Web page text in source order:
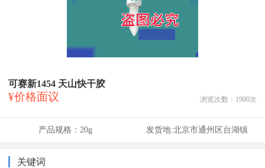
可赛新1454 天山快干胶
¥价格面议 浏览次数： 1900次
产品规格：20g 发货地:北京市通州区台湖镇
关键词